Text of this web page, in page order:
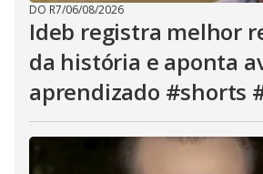
DO R7/06/08/2026
Ideb registra melhor
da história e aponta
aprendizado #shorts